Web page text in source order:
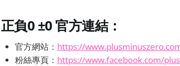
正負0 ±0官方連結：
官方網站： https://
粉絲專頁： https://www.facebook.com/